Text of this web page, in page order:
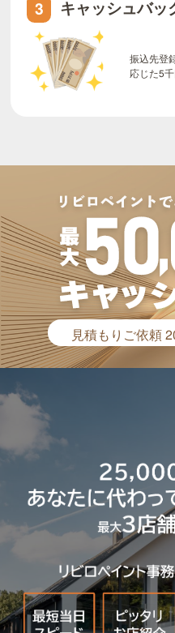
3 キャッシュバッ
振込先登
応じた5
見積もりご依頼